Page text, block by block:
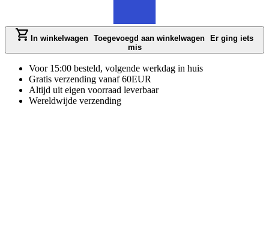
In winkelwagen Toegevoegd aan winkelwagen
Er ging iets
mis
Voor 15:00 besteld, volgende werkdag in huis
Gratis verzending vanaf 60EUR
Altijd uit eigen voorraad leverbaar
Wereldwijde verzending